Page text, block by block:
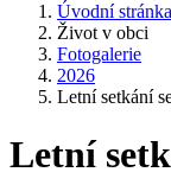
Úvodní stránka
Život v obci
Fotogalerie
2026
Letní setkání
Letní